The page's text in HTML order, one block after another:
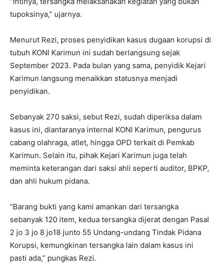
tupoksinya,” ujarnya.
Menurut Rezi, proses penyidikan kasus dugaan korupsi di
tubuh KONI Karimun ini sudah berlangsung sejak
September 2023. Pada bulan yang sama, penyidik Kejari
Karimun langsung menaikkan statusnya menjadi
penyidikan.
Sebanyak 270 saksi, sebut Rezi, sudah diperiksa dalam
kasus ini, diantaranya internal KONI Karimun, pengurus
cabang olahraga, atlet, hingga OPD terkait di Pemkab
Karimun. Selain itu, pihak Kejari Karimun juga telah
meminta keterangan dari saksi ahli seperti auditor, BPKP,
dan ahli hukum pidana.
“Barang bukti yang kami amankan dari tersangka
sebanyak 120 item, kedua tersangka dijerat dengan Pasal
2 jo 3 jo 8 jo18 junto 55 Undang-undang Tindak Pidana
Korupsi, kemungkinan tersangka lain dalam kasus ini
pasti ada,” pungkas Rezi.